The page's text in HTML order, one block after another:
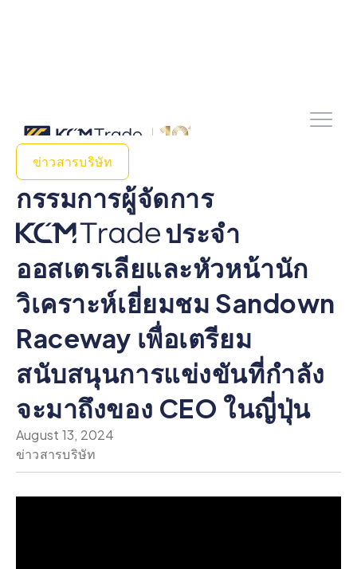
ข่าวสารบริษัท
กรรมการผู้จัดการ
ประจํา
ออสเตรเลียและหัวหน้านัก
วิเคราะห์เยี่ยมชม Sandown
Raceway เพื่อเตรียม
สนับสนุนการแข่งขันที่กําลัง
จะมาถึงของ CEO ในญี่ปุ่น
August 13, 2024
ข่าวสารบริษัท